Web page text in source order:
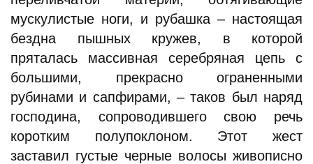
мускулистые ноги, и рубашка – настоящая
бездна пышных кружев, в которой
пряталась массивная серебряная цепь с
большими, прекрасно ограненными
рубинами и сапфирами, – таков был наряд
господина, сопроводившего свою речь
коротким полупоклоном. Этот жест
заставил густые черные волосы живописно